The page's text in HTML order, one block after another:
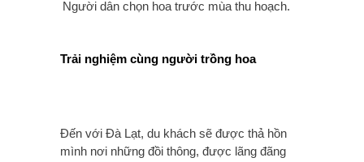
Người dân chọn hoa trước mùa thu hoạch.
Trải nghiệm cùng người trồng hoa
Đến với Đà Lạt, du khách sẽ được thả hồn
mình nơi những đồi thông, được lãng đãng